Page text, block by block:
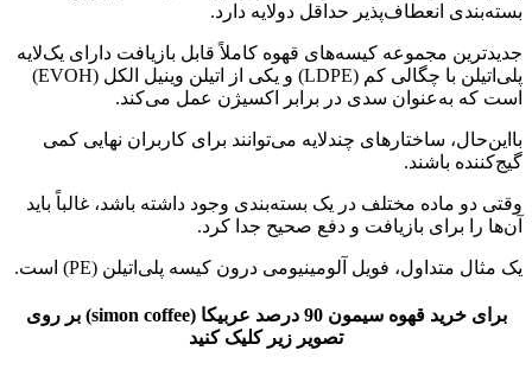
بسته‌بندی انعطاف‌پذیر حداقل دولایه دارد.
جدیدترین مجموعه کیسه‌های قهوه کاملاً قابل بازیافت دارای یک‌لایه
پلی‌اتیلن با چگالی کم (LDPE) و یکی از اتیلن وینیل الکل (EVOH)
است که به‌عنوان سدی در برابر اکسیژن عمل می‌کند.
بااین‌حال، ساختارهای چندلایه می‌توانند برای کاربران نهایی کمی
گیج‌کننده باشند.
وقتی دو ماده مختلف در یک بسته‌بندی وجود داشته باشد، غالباً باید
آن‌ها را برای بازیافت و دفع صحیح جدا کرد.
یک مثال متداول، فویل آلومینیومی درون کیسه پلی‌اتیلن (PE) است.
برای خرید قهوه سیمون 90 درصد عربیکا (simon coffee) بر روی
تصویر زیر کلیک کنید